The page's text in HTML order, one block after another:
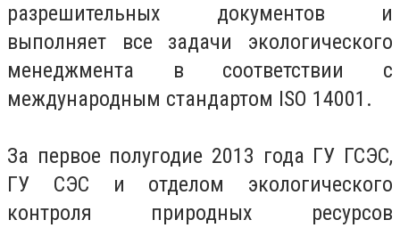
разрешительных документов и
выполняет все задачи экологического
менеджмента в соответствии с
международным стандартом ISO 14001.
За первое полугодие 2013 года ГУ ГСЭС,
ГУ СЭС и отделом экологического
контроля природных ресурсов